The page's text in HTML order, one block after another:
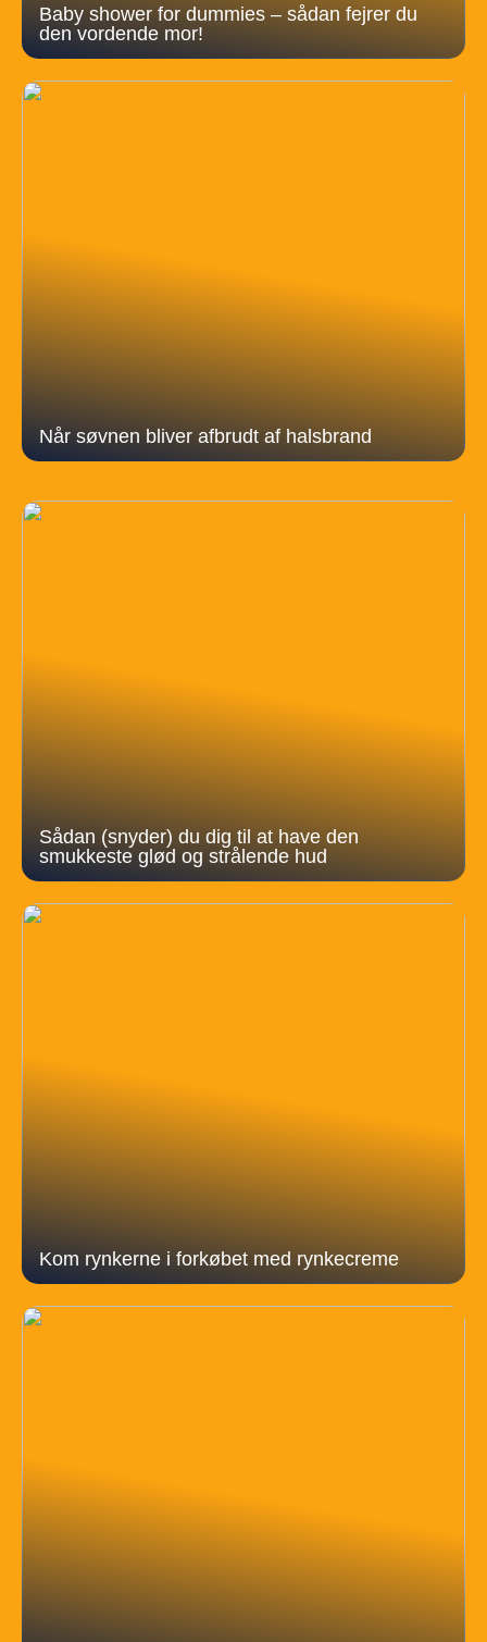
Baby shower for dummies – sådan fejrer du
den vordende mor!
Når søvnen bliver afbrudt af halsbrand
Sådan (snyder) du dig til at have den
smukkeste glød og strålende hud
Kom rynkerne i forkøbet med rynkecreme